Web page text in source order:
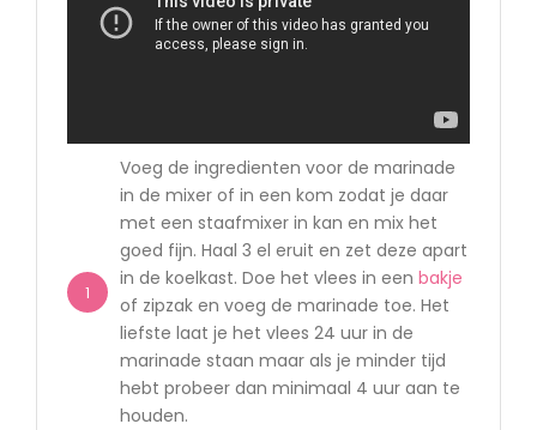
1
Voeg de ingredienten voor de marinade
in de mixer of in een kom zodat je daar
met een staafmixer in kan en mix het
goed fijn. Haal 3 el eruit en zet deze apart
in de koelkast. Doe het vlees in een bakje
of zipzak en voeg de marinade toe. Het
liefste laat je het vlees 24 uur in de
marinade staan maar als je minder tijd
hebt probeer dan minimaal 4 uur aan te
houden.